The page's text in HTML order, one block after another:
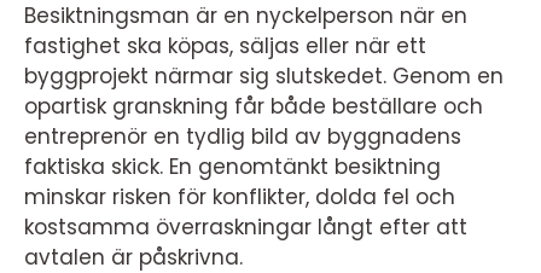
Besiktningsman är en nyckelperson när en
fastighet ska köpas, säljas eller när ett
byggprojekt närmar sig slutskedet. Genom en
opartisk granskning får både beställare och
entreprenör en tydlig bild av byggnadens
faktiska skick. En genomtänkt besiktning
minskar risken för konflikter, dolda fel och
kostsamma överraskningar långt efter att
avtalen är påskrivna.